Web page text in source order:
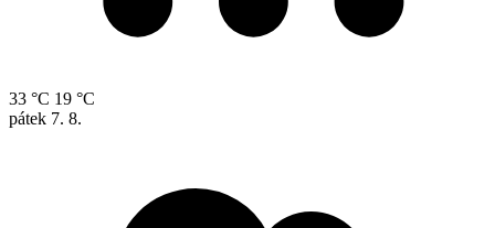
33 °C 19 °C
pátek 7. 8.